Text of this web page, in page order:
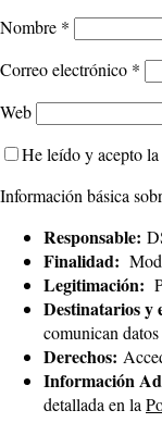
Nombre *
Correo electrónico *
Web
He leído y acepto la
Información básica
Responsable:
Finalidad:
Legitimación:
Destinatarios y
comunican
Derechos:
Información
detallada en la